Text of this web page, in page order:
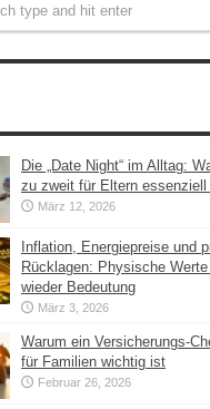
Die „Date Night“ im Alltag:
zu zweit für Eltern
März 12, 2026
Inflation, Energiepreise und
Rücklagen: Physische
wieder Bedeutung
März 3, 2026
Warum ein Versicherungs-
für Familien wichtig ist
Februar 26, 2026